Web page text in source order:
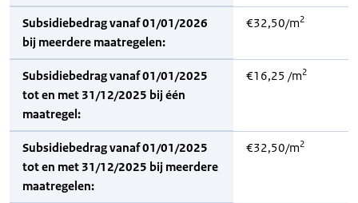
Subsidiebedrag vanaf 01/01/2026
bij meerdere maatregelen:
€32,50/m2
Subsidiebedrag vanaf 01/01/2025
tot en met 31/12/2025 bij één
maatregel:
€16,25 /m2
Subsidiebedrag vanaf 01/01/2025
tot en met 31/12/2025 bij meerdere
maatregelen:
€32,50/m2